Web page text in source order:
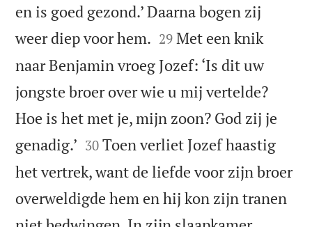
en is goed gezond.’ Daarna bogen zij
weer diep voor hem. 

29 Met een knik
naar Benjamin vroeg Jozef: ‘Is dit uw
jongste broer over wie u mij vertelde?
Hoe is het met je, mijn zoon? God zij je
genadig.’ 

30 Toen verliet Jozef haastig
het vertrek, want de liefde voor zijn broer
overweldigde hem en hij kon zijn tranen